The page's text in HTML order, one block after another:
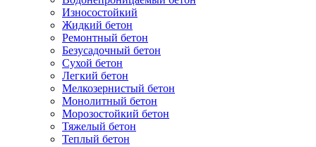
Износостойкий
Жидкий бетон
Ремонтный бетон
Безусадочный бетон
Сухой бетон
Легкий бетон
Мелкозернистый бетон
Монолитный бетон
Морозостойкий бетон
Тяжелый бетон
Теплый бетон